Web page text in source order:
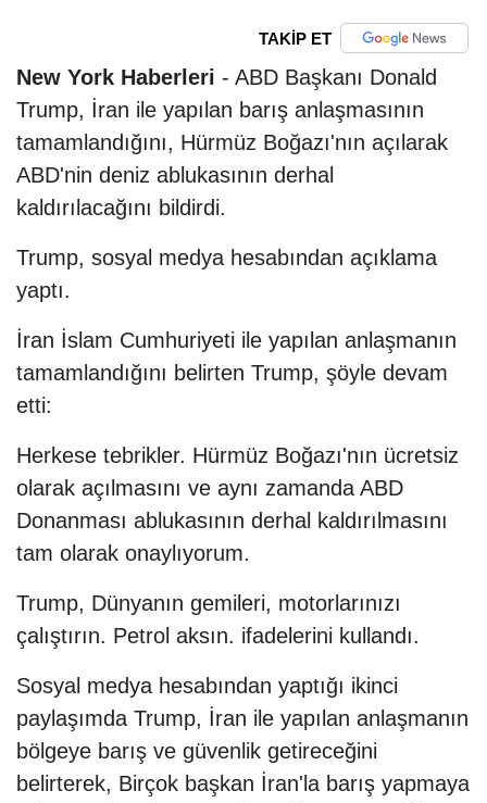
TAKİP ET
New York Haberleri - ABD Başkanı Donald
Trump, İran ile yapılan barış anlaşmasının
tamamlandığını, Hürmüz Boğazı'nın açılarak
ABD'nin deniz ablukasının derhal
kaldırılacağını bildirdi.
Trump, sosyal medya hesabından açıklama
yaptı.
İran İslam Cumhuriyeti ile yapılan anlaşmanın
tamamlandığını belirten Trump, şöyle devam
etti:
Herkese tebrikler. Hürmüz Boğazı'nın ücretsiz
olarak açılmasını ve aynı zamanda ABD
Donanması ablukasının derhal kaldırılmasını
tam olarak onaylıyorum.
Trump, Dünyanın gemileri, motorlarınızı
çalıştırın. Petrol aksın. ifadelerini kullandı.
Sosyal medya hesabından yaptığı ikinci
paylaşımda Trump, İran ile yapılan anlaşmanın
bölgeye barış ve güvenlik getireceğini
belirterek, Birçok başkan İran'la barış yapmaya